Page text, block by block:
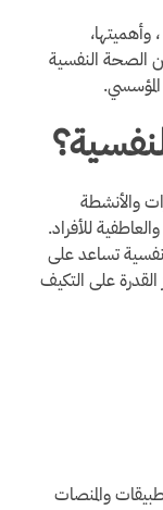
وأهميتها،
الصحة النفسية
المؤسسي.
والأنشطة
للأفراد.
تساعد على
على التكيف
والمنصات